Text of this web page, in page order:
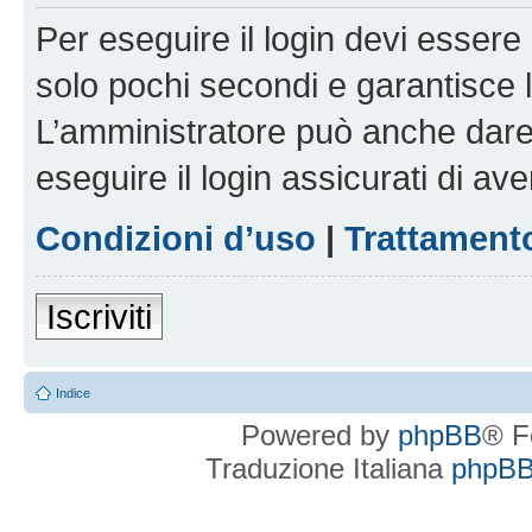
Per eseguire il login devi
solo pochi secondi e garantisce
L’amministratore può anche
eseguire il login assicurati di
Condizioni d’uso |
Iscriviti
Indice
Powered by phpBB®
Traduzione Italiana